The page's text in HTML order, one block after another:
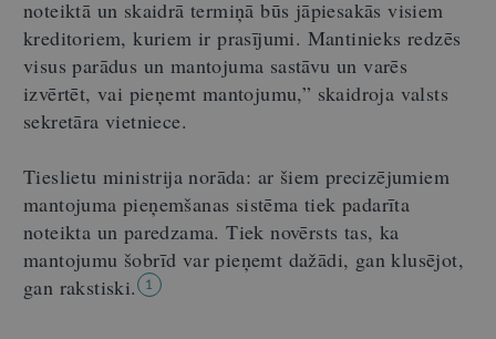
noteiktā un skaidrā termiņā būs jāpiesakās visiem
kreditoriem, kuriem ir prasījumi. Mantinieks redzēs
visus parādus un mantojuma sastāvu un varēs
izvērtēt, vai pieņemt mantojumu,” skaidroja valsts
sekretāra vietniece.
Tieslietu ministrija norāda: ar šiem precizējumiem
mantojuma pieņemšanas sistēma tiek padarīta
noteikta un paredzama. Tiek novērsts tas, ka
mantojumu šobrīd var pieņemt dažādi, gan klusējot,
gan rakstiski.
1